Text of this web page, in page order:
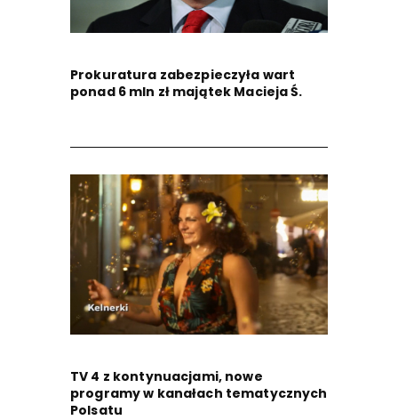
Prokuratura zabezpieczyła wart
ponad 6 mln zł majątek Macieja Ś.
TV 4 z kontynuacjami, nowe
programy w kanałach tematycznych
Polsatu